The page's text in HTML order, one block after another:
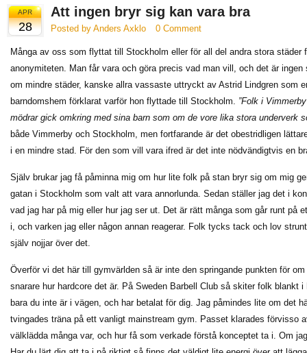
APR
28
Att ingen bryr sig kan vara bra
Posted by Anders Axklo 0 Comment
Många av oss som flyttat till Stockholm eller för all del andra stora städer
anonymiteten. Man får vara och göra precis vad man vill, och det är
om mindre städer, kanske allra vassaste uttryckt av Astrid Lindgren som
barndomshem förklarat varför hon flyttade till Stockholm. ”Folk i
mödrar gick omkring med sina barn som om de vore lika stora underverk
både Vimmerby och Stockholm, men fortfarande är det obestridligen
i en mindre stad. För den som vill vara ifred är det inte nödvändigtvis en
Själv brukar jag få påminna mig om hur lite folk på stan bryr sig om mig
gatan i Stockholm som valt att vara annorlunda. Sedan ställer jag det i
vad jag har på mig eller hur jag ser ut. Det är rätt många som går runt på
i, och varken jag eller någon annan reagerar. Folk tycks tack och lov
själv nojjar över det.
Överför vi det här till gymvärlden så är inte den springande punkten för
snarare hur hardcore det är. På Sweden Barbell Club så skiter folk blankt
bara du inte är i vägen, och har betalat för dig. Jag påmindes lite om det
tvingades träna på ett vanligt mainstream gym. Passet klarades förvisso
välklädda många var, och hur få som verkade förstå konceptet ta i. Om